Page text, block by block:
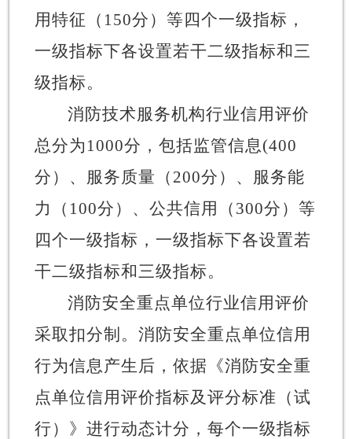
用特征（ 150分）等四个一级指标，
一级指标下各设置若干二级指标和三
级指标。
消防技术服务机构行业信用评价
总分为 1000分，包括监管信息(400
分）、服务质量（ 200分）、服务能
力（ 100分）、公共信用（ 300分）等
四个一级指标，一级指标下各设置若
干二级指标和三级指标。
消防安全重点单位行业信用评价
采取扣分制。消防安全重点单位信用
行为信息产生后，依据《消防安全重
点单位信用评价指标及评分标准（试
行）》进行动态计分，每个一级指标